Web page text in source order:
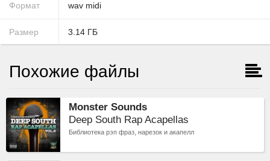
Формат wav midi
Размер 3.14 ГБ
Похожие файлы
Monster Sounds
Deep South Rap Acapellas
Библиотека рэп фраз, нарезок и акапелл